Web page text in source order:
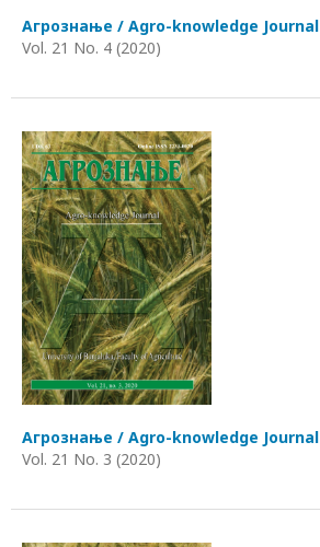
Агрознање / Agro-knowledge Journal
Vol. 21 No. 4 (2020)
Агрознање / Agro-knowledge Journal
Vol. 21 No. 3 (2020)